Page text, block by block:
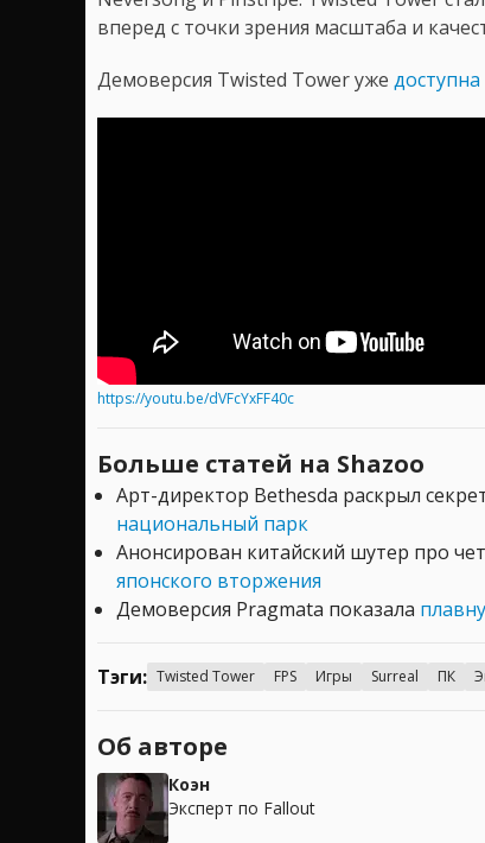
вперед с точки зрения масштаба и
Демоверсия Twisted Tower уже
https://youtu.be/dVFcYxFF40c
Больше статей на Shazoo
Арт-директор Bethesda раскрыл
национальный парк
Анонсирован китайский шутер про
японского вторжения
Демоверсия Pragmata показала
Тэги: Twisted Tower FPS Игры Surreal ПК
Об авторе
Коэн
Эксперт по Fallout